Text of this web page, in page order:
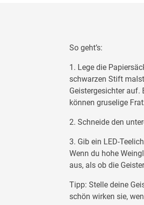
So geht’s:
1. Lege die
schwarzen Stift
Geistergesichter auf.
können gruselige
2. Schneide den
3. Gib ein LED-
Wenn du hohe
aus, als ob die
Tipp: Stelle deine
schön wirken sie,